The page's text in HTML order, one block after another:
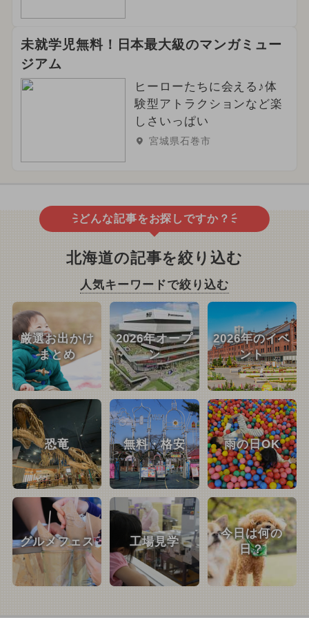
未就学児無料！日本最大級のマンガミュー
ジアム
ヒーローたちに会える♪体
験型アトラクションなど楽
しさいっぱい
宮城県石巻市
どんな記事をお探しですか？
北海道の記事を絞り込む
人気キーワードで絞り込む
厳選お出かけ
まとめ
2026年オープ
ン
2026年のイベ
ント
恐竜 無料・格安 雨の日OK
グルメフェス 工場見学
今日は何の
日？